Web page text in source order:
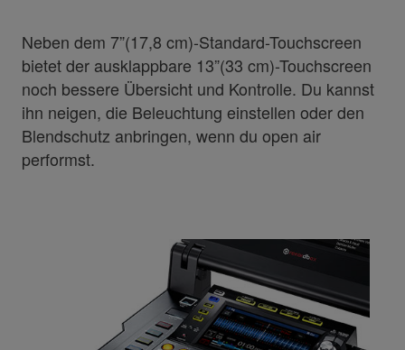
Neben dem 7”(17,8 cm)-Standard-Touchscreen
bietet der ausklappbare 13”(33 cm)-Touchscreen
noch bessere Übersicht und Kontrolle. Du kannst
ihn neigen, die Beleuchtung einstellen oder den
Blendschutz anbringen, wenn du open air
performst.